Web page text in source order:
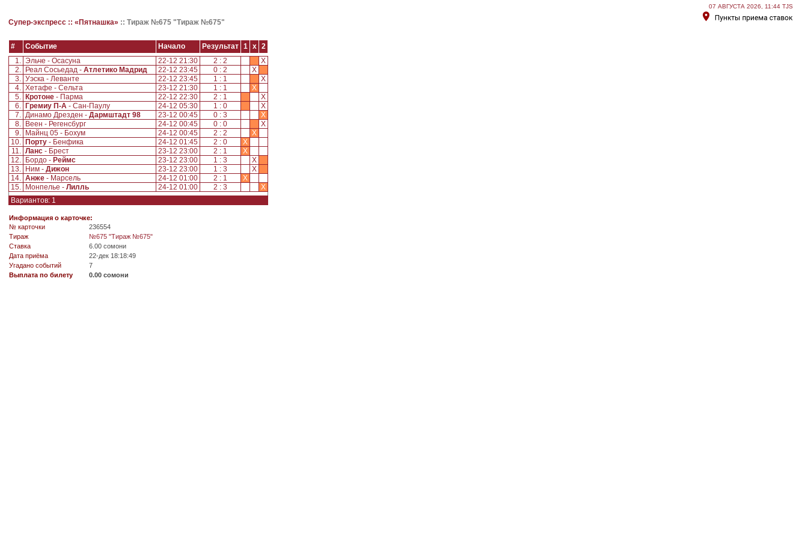
07 АВГУСТА 2026, 11:44 TJS
Супер-экспресс :: «Пятнашка» :: Тираж №675 "Тираж №675"
# Событие Начало Результат 1 x
2
1. Эльче - Осасуна 22-12 21:30 2 : 2
X
2.
Реал Сосьедад - Атлетико Мадрид 22-12 23:45 0 : 2
X
3. Уэска - Леванте 22-12 23:45 1 : 1
X
4. Хетафе - Сельта 23-12 21:30 1 : 1
X
5.
Кротоне - Парма 22-12 22:30 2 : 1
X
6.
Гремиу П-А - Сан-Паулу 24-12 05:30 1 : 0
X
7. Динамо Дрезден - Дармштадт 98 23-12 00:45 0 : 3
X
8.
Веен - Регенсбург 24-12 00:45 0 : 0
X
9.
Майнц 05 - Бохум 24-12 00:45 2 : 2
X
10.
Порту - Бенфика 24-12 01:45 2 : 0
X
11. Ланс - Брест 23-12 23:00 2 : 1
X
12.
Бордо - Реймс 23-12 23:00 1 : 3
X
13.
Ним - Дижон 23-12 23:00 1 : 3
X
14. Анже - Марсель 24-12 01:00 2 : 1
X
15.
Монпелье - Лилль 24-12 01:00 2 : 3
X
Вариантов: 1
Информация о карточке:
№ карточки
236554
Tираж
№675 "Тираж №675"
Ставка
6.00 сомони
Дата приёма
22-дек 18:18:49
Угадано событий
7
Выплата по билету
0.00 сомони